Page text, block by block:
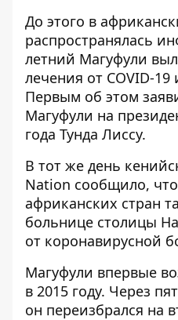
До этого в
распространялась
летний Магуфули
лечения от COVID-
Первым об этом
Магуфули на
года Тунда Лиссу.
В тот же день
Nation сообщило,
африканских стран
больнице столицы
от коронавирусной
Магуфули впервые
в 2015 году. Через
он переизбрался на